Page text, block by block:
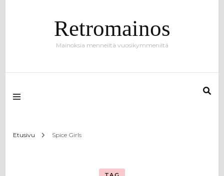
Retromainos
Mainoksia menneiltä vuosikymmeniltä
Etusivu Spice Girls